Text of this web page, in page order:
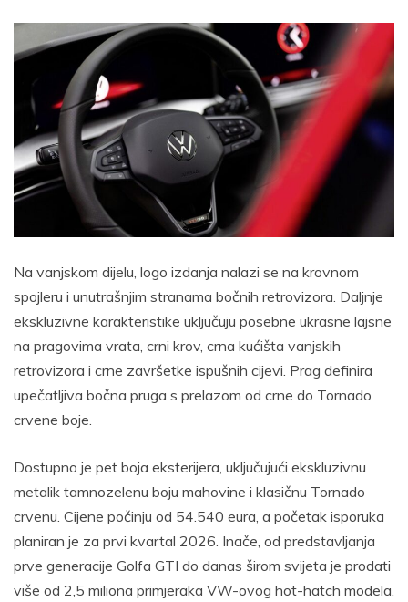
Na vanjskom dijelu, logo izdanja nalazi se na krovnom
spojleru i unutrašnjim stranama bočnih retrovizora. Daljnje
ekskluzivne karakteristike uključuju posebne ukrasne lajsne
na pragovima vrata, crni krov, crna kućišta vanjskih
retrovizora i crne završetke ispušnih cijevi. Prag definira
upečatljiva bočna pruga s prelazom od crne do Tornado
crvene boje.
Dostupno je pet boja eksterijera, uključujući ekskluzivnu
metalik tamnozelenu boju mahovine i klasičnu Tornado
crvenu. Cijene počinju od 54.540 eura, a početak isporuka
planiran je za prvi kvartal 2026. Inače, od predstavljanja
prve generacije Golfa GTI do danas širom svijeta je prodati
više od 2,5 miliona primjeraka VW-ovog hot-hatch modela.